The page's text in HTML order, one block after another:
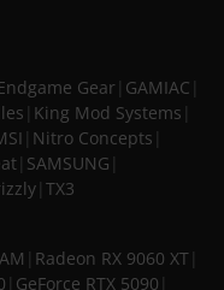
Gear GAMIAC
King Mod Systems
Nitro Concepts
SAMSUNG
TX3
Radeon RX 9060 XT
GeForce RTX 5090